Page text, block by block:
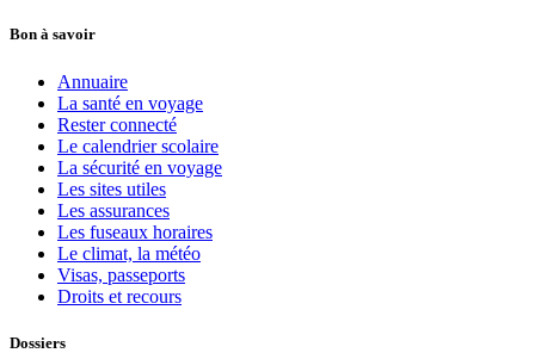
Bon à savoir
Annuaire
La santé en voyage
Rester connecté
Le calendrier scolaire
La sécurité en voyage
Les sites utiles
Les assurances
Les fuseaux horaires
Le climat, la météo
Visas, passeports
Droits et recours
Dossiers